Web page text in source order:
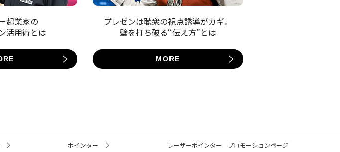
起業家の
活用術とは
プレゼンは聴衆の視点誘導がカギ。
壁を打ち破る“伝え方”とは
MORE
ポインター レーザーポインター プロモーションページ